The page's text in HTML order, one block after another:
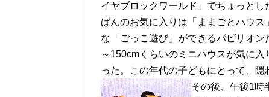
イヤブロックワールド」でちょっと
ばんのお気に入りは「ままごとハウ
な「ごっこ遊び」ができるパビリオ
～150cmくらいのミニハウスが気に
った。この年代の子どもにとって、隠
その後、午後1時